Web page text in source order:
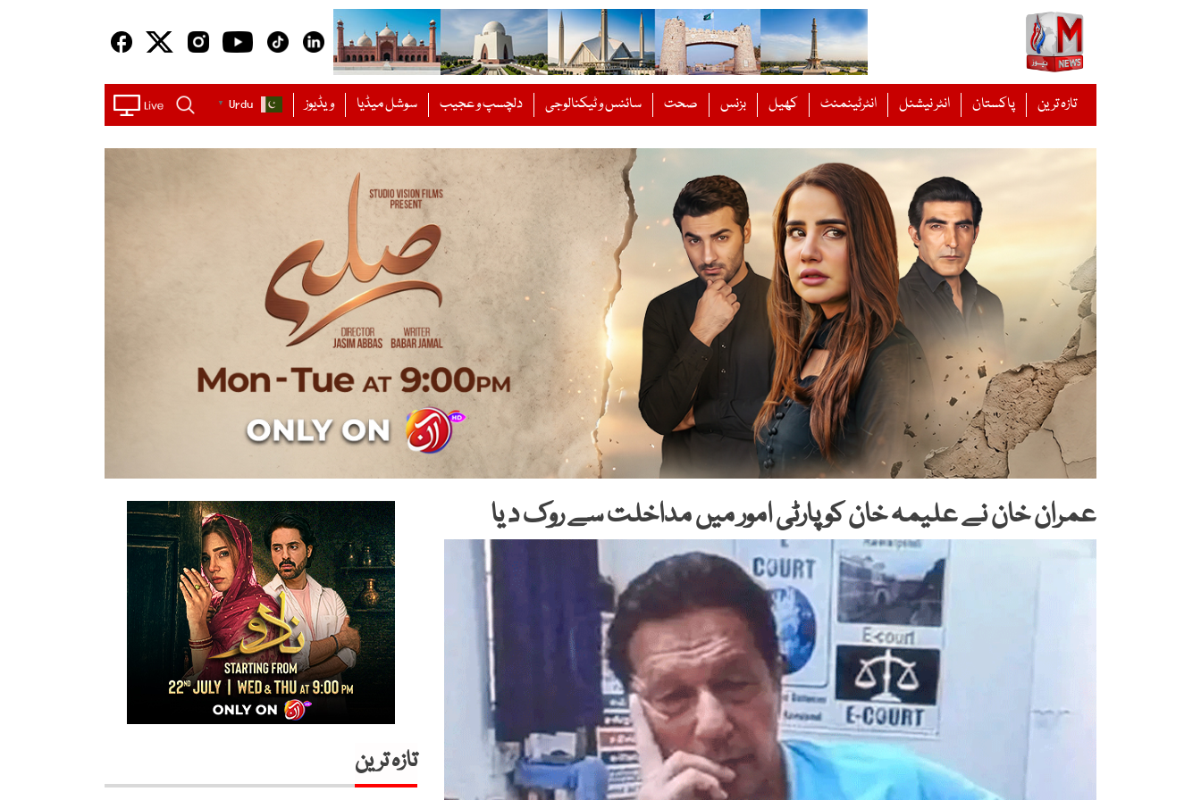
تازہ ترین پاکستان انٹر نیشنل انٹرٹینمنٹ کھیل بزنس صحت سائنس و ٹیکنالوجی دلچسپ و عجیب سوشل میڈیا ویڈیوز Urdu
▼
عمران خان نے علیمہ خان کو پارٹی امور میں مداخلت سے روک د یا
تازہ ترین